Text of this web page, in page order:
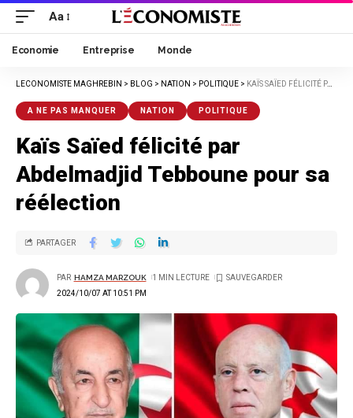
Aa
Economie Entreprise Monde
LECONOMISTE MAGHREBIN > BLOG > NATION > POLITIQUE > KAÏS SAÏED FÉLICITÉ PAR ABDELMADJID TEBBOUNE POUR SA RÉÉLECTION
A NE PAS MANQUER NATION POLITIQUE
Kaïs Saïed félicité par
Abdelmadjid Tebboune pour sa
réélection
2024/10/07 AT 10:51 PM
PAR HAMZA MARZOUK 1 MIN LECTURE
PARTAGER